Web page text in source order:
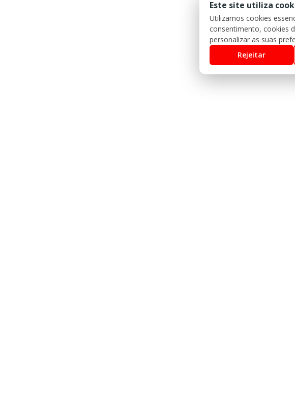
Este site utiliza
Utilizamos cookies
consentimento, cookies
personalizar as suas
Rejeitar